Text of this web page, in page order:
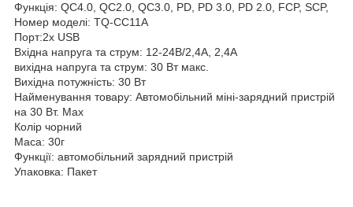
Функція: QC4.0, QC2.0, QC3.0, PD, PD 3.0, PD 2.0, FCP, SCP,
Номер моделі: TQ-CC11A
Порт:2x USB
Вхідна напруга та струм: 12-24В/2,4А, 2,4А
вихідна напруга та струм: 30 Вт макс.
Вихідна потужність: 30 Вт
Найменування товару: Автомобільний міні-зарядний пристрій
на 30 Вт. Мах
Колір чорний
Маса: 30г
Функції: автомобільний зарядний пристрій
Упаковка: Пакет